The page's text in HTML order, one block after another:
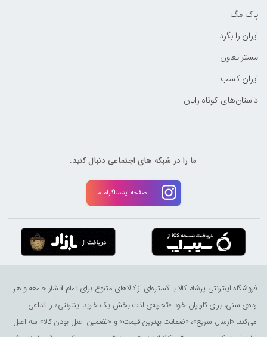
پاک مگ
ایران را بگرد
مستر تعاون
ایران کسب
داستان‌های کوتاه رایان
ما را در شبکه های اجتماعی دنبال کنید.
صفحه اینستاگرام ما
فروشگاه اینترنتی پرشام کالا با گستره‌ای از کالاهای متنوع برای تمام اقشار جامعه و هر
رده‌ی سنی، برای کاربران خود «تجربه‌ی لذت ‌بخش یک خرید اینترنتی» را تداعی
می‌کند. «ارسال سریع»، «ضمانت بهترین قیمت» و «تضمین اصل بودن کالا» سه اصل